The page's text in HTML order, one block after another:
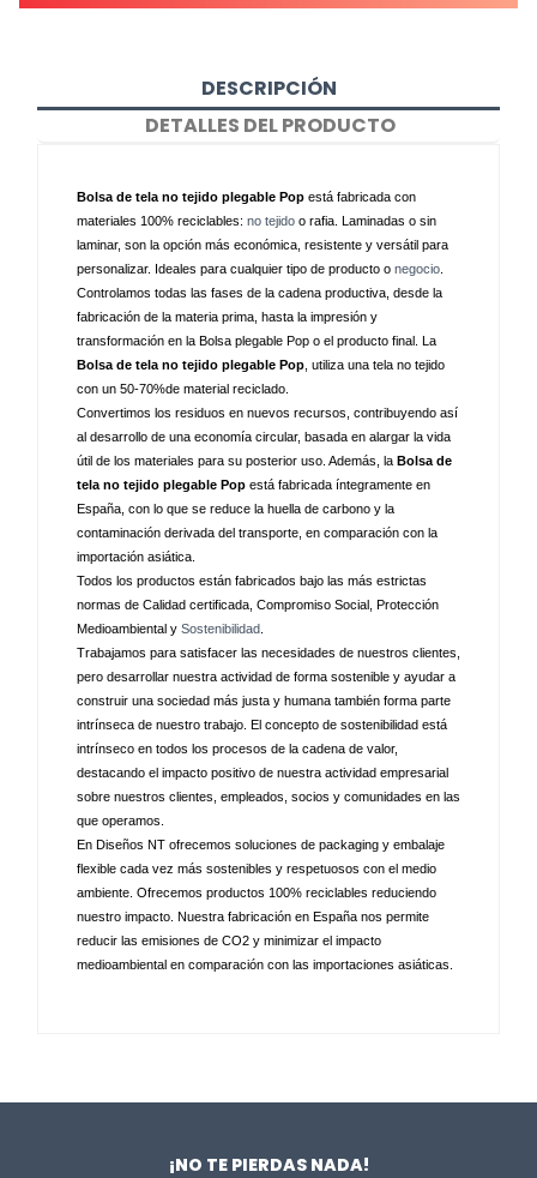
DESCRIPCIÓN
DETALLES DEL PRODUCTO
Bolsa de tela no tejido plegable Pop está fabricada con
materiales 100% reciclables: no tejido o rafia. Laminadas o sin
laminar, son la opción más económica, resistente y versátil para
personalizar. Ideales para cualquier tipo de producto o negocio
Controlamos todas las fases de la cadena productiva, desde la
fabricación de la materia prima, hasta la impresión y
Bolsa de tela no tejido plegable Pop , utiliza una tela no tejido
con un 50-70%de material reciclado.
Convertimos los residuos en nuevos recursos, contribuyendo así
al desarrollo de una economía circular, basada en alargar la vida
útil de los materiales para su posterior uso. Además, la Bolsa de
tela no tejido plegable Pop está fabricada íntegramente en
España, con lo que se reduce la huella de carbono y la
contaminación derivada del transporte, en comparación con la
importación asiática.
Todos los productos están fabricados bajo las más estrictas
normas de Calidad certificada, Compromiso Social, Protección
Medioambiental y Sostenibilidad
Trabajamos para satisfacer las necesidades de nuestros clientes,
pero desarrollar nuestra actividad de forma sostenible y ayudar a
construir una sociedad más justa y humana también forma parte
intrínseca de nuestro trabajo. El concepto de sostenibilidad está
intrínseco en todos los procesos de la cadena de valor,
destacando el impacto positivo de nuestra actividad empresarial
sobre nuestros clientes, empleados, socios y comunidades en las
que operamos.
En Diseños NT ofrecemos soluciones de packaging y embalaje
flexible cada vez más sostenibles y respetuosos con el medio
ambiente. Ofrecemos productos 100% reciclables reduciendo
nuestro impacto. Nuestra fabricación en España nos permite
reducir las emisiones de CO2 y minimizar el impacto
medioambiental en comparación con las importaciones asiáticas.
¡NO TE PIERDAS NADA!